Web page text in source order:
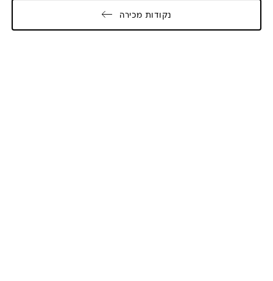
נקודות מכירה